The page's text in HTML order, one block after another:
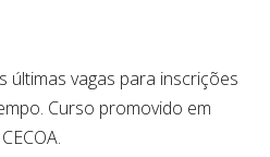
últimas vagas para inscrições
Curso promovido em